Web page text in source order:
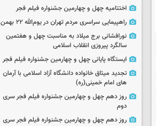
اختتامیه چهل و چهارمین جشنواره فیلم فجر
راهپیمایی سراسری مردم تهران در یوم‌الله ۲۲ بهمن
نورافشانی برج میلاد به مناسبت چهل‌ و هفتمین
سالگرد پیروزی انقلاب اسلامی
ایستگاه پایانی چهل و چهارمین جشنواره فیلم فجر
تجدید میثاق خانواده دانشگاه آزاد اسلامی با آرمان
های امام خمینی(ره)
روز دهم چهل و چهارمین جشنواره فیلم فجر سری
دوم
روز دهم چهل و چهارمین جشنواره فیلم فجر سری